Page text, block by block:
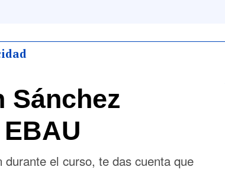
Sánchez
el curso, te das cuenta que